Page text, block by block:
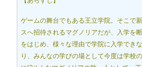
ゲームの舞台でもある王立学院。そこで
スへ招待されるマグノリアだが、入学を
をはじめ、様々な理由で学院に入学でき
り、みんなの学びの場として今度は学校